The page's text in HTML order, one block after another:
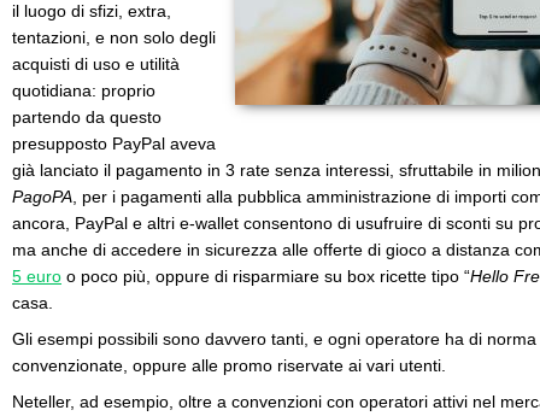
il luogo di sfizi, extra,
tentazioni, e non solo degli
acquisti di uso e utilità
quotidiana: proprio
partendo da questo
presupposto PayPal aveva
già lanciato il pagamento in 3 rate senza interessi, sfruttabile in
PagoPA , per i pagamenti alla pubblica amministrazione di importi
ancora, PayPal e altri e-wallet consentono di usufruire di sconti su
ma anche di accedere in sicurezza alle offerte di gioco a distanza
5 euro o poco più, oppure di risparmiare su box ricette tipo “Hello
casa.
Gli esempi possibili sono davvero tanti, e ogni operatore ha di
convenzionate, oppure alle promo riservate ai vari utenti.
Neteller, ad esempio, oltre a convenzioni con operatori attivi nel